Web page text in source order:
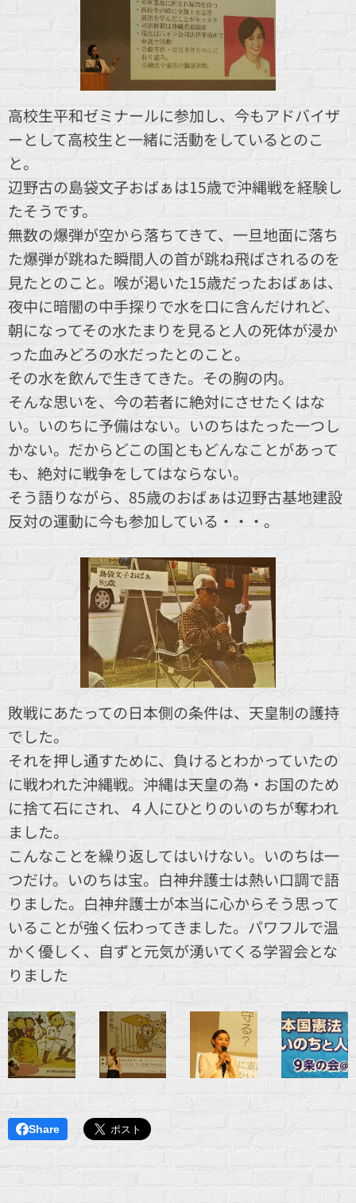
高校生平和ゼミナールに参加し、今もアドバイザ
ーとして高校生と一緒に活動をしているとのこ
と。
辺野古の島袋文子おばぁは15歳で沖縄戦を経験し
たそうです。
無数の爆弾が空から落ちてきて、一旦地面に落ち
た爆弾が跳ねた瞬間人の首が跳ね飛ばされるのを
見たとのこと。喉が渇いた15歳だったおばぁは、
夜中に暗闇の中手探りで水を口に含んだけれど、
朝になってその水たまりを見ると人の死体が浸か
った血みどろの水だったとのこと。
その水を飲んで生きてきた。その胸の内。
そんな思いを、今の若者に絶対にさせたくはな
い。いのちに予備はない。いのちはたった一つし
かない。だからどこの国ともどんなことがあって
も、絶対に戦争をしてはならない。
そう語りながら、85歳のおばぁは辺野古基地建設
反対の運動に今も参加している・・・。
敗戦にあたっての日本側の条件は、天皇制の護持
でした。
それを押し通すために、負けるとわかっていたの
に戦われた沖縄戦。沖縄は天皇の為・お国のため
に捨て石にされ、４人にひとりのいのちが奪われ
ました。
こんなことを繰り返してはいけない。いのちは一
つだけ。いのちは宝。白神弁護士は熱い口調で語
りました。白神弁護士が本当に心からそう思って
いることが強く伝わってきました。パワフルで温
かく優しく、自ずと元気が湧いてくる学習会とな
りました
Share